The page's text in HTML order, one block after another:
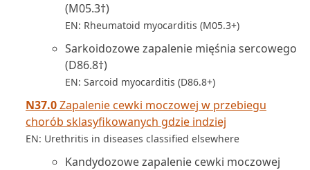
(M05.3†)
EN: Rheumatoid myocarditis (M05.3+)
Sarkoidozowe zapalenie mięśnia sercowego
(D86.8†)
EN: Sarcoid myocarditis (D86.8+)
N37.0Zapalenie cewki moczowej w przebiegu
chorób sklasyfikowanych gdzie indziej
EN: Urethritis in diseases classified elsewhere
Kandydozowe zapalenie cewki moczowej